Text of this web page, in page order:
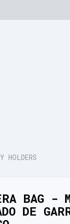
HOLDERS
BAG -
DE